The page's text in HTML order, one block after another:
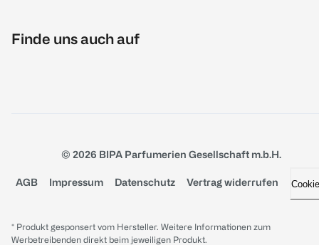
Finde uns auch auf
© 2026 BIPA Parfumerien Gesellschaft m.b.H.
AGB Impressum Datenschutz Vertrag widerrufen
* Produkt gesponsert vom Hersteller. Weitere Informationen zum
Werbetreibenden direkt beim jeweiligen Produkt.